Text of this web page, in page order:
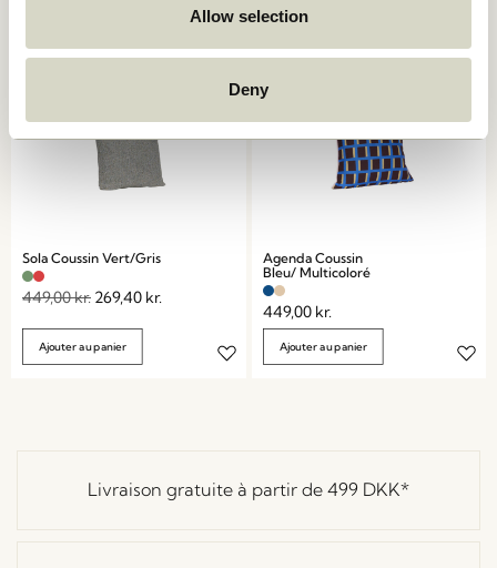
Allow selection
Deny
Sola Coussin Vert/Gris
449,00kr. 269,40 kr.
Ajouter au panier
Agenda Coussin
Bleu/ Multicoloré
449,00 kr.
Ajouter au panier
Livraison gratuite à partir de 499 DKK*